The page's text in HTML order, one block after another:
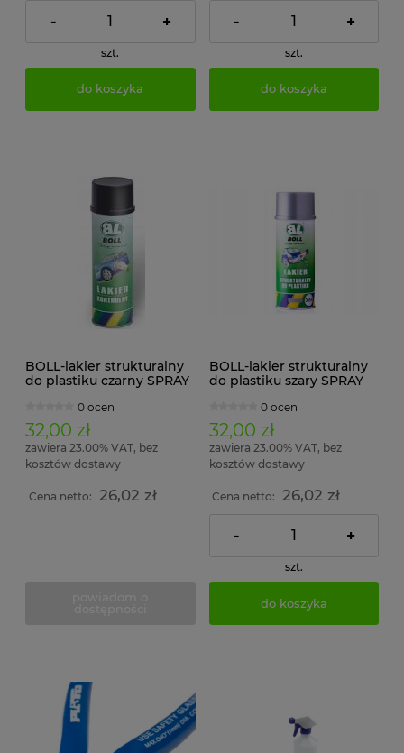
- +
szt.
do koszyka
- +
szt.
do koszyka
BOLL-lakier strukturalny
do plastiku czarny SPRAY
0 ocen
32,00 zł
zawiera 23.00% VAT, bez
kosztów dostawy
Cena netto: 26,02 zł
BOLL-lakier strukturalny
do plastiku szary SPRAY
0 ocen
32,00 zł
zawiera 23.00% VAT, bez
kosztów dostawy
Cena netto: 26,02 zł
- +
szt.
do koszyka